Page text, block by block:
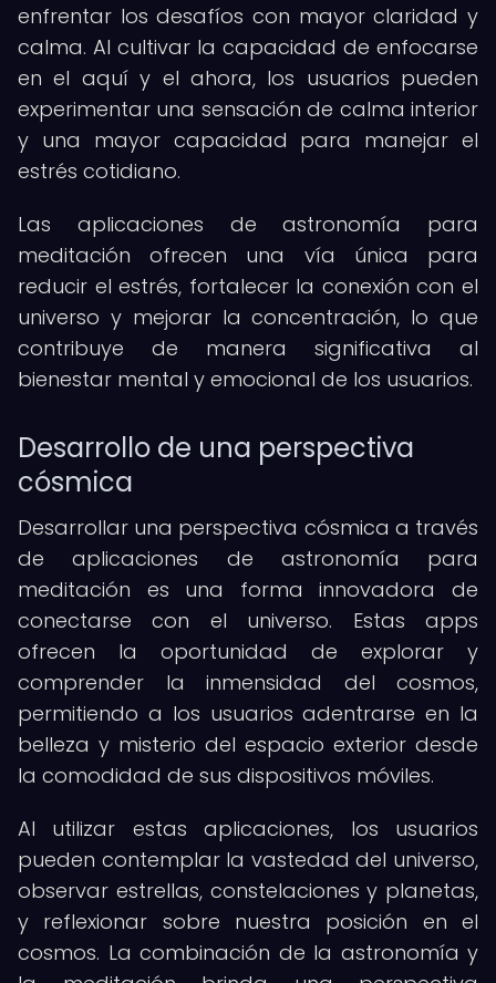
enfrentar los desafíos con mayor claridad y
calma. Al cultivar la capacidad de enfocarse
en el aquí y el ahora, los usuarios pueden
experimentar una sensación de calma interior
y una mayor capacidad para manejar el
estrés cotidiano.
Las aplicaciones de astronomía para
meditación ofrecen una vía única para
reducir el estrés, fortalecer la conexión con el
universo y mejorar la concentración, lo que
contribuye de manera significativa al
bienestar mental y emocional de los usuarios.
Desarrollo de una perspectiva
cósmica
Desarrollar una perspectiva cósmica a través
de aplicaciones de astronomía para
meditación es una forma innovadora de
conectarse con el universo. Estas apps
ofrecen la oportunidad de explorar y
comprender la inmensidad del cosmos,
permitiendo a los usuarios adentrarse en la
belleza y misterio del espacio exterior desde
la comodidad de sus dispositivos móviles.
Al utilizar estas aplicaciones, los usuarios
pueden contemplar la vastedad del universo,
observar estrellas, constelaciones y planetas,
y reflexionar sobre nuestra posición en el
cosmos. La combinación de la astronomía y